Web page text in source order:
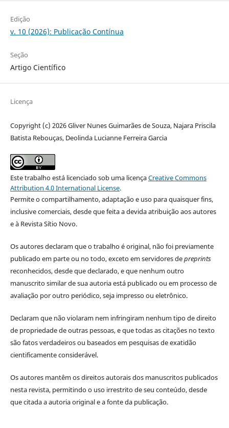
Edição
v. 10 (2026): Publicação Contínua
Seção
Artigo Científico
Licença
Copyright (c) 2026 Gliver Nunes Guimarães de Souza, Najara Priscila
Batista Rebouças, Deolinda Lucianne Ferreira Garcia
Este trabalho está licenciado sob uma licençaCreative Commons
Attribution 4.0 International License.
Permite o compartilhamento, adaptação e uso para quaisquer fins,
inclusive comerciais, desde que feita a devida atribuição aos autores
e à Revista Sítio Novo.
Os autores declaram que o trabalho é original, não foi previamente
publicado em parte ou no todo, exceto em servidores depreprints
reconhecidos, desde que declarado, e que nenhum outro
manuscrito similar de sua autoria está publicado ou em processo de
avaliação por outro periódico, seja impresso ou eletrônico.
Declaram que não violaram nem infringiram nenhum tipo de direito
de propriedade de outras pessoas, e que todas as citações no texto
são fatos verdadeiros ou baseados em pesquisas de exatidão
cientificamente considerável.
Os autores mantêm os direitos autorais dos manuscritos publicados
nesta revista, permitindo o uso irrestrito de seu conteúdo, desde
que citada a autoria original e a fonte da publicação.